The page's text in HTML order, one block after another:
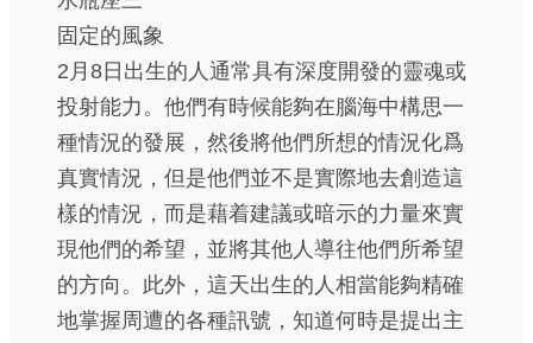
固定的風象
2月8日出生的人通常具有深度開發的靈魂或
投射能力。他們有時候能夠在腦海中構思一
種情況的發展，然後將他們所想的情況化爲
真實情況，但是他們並不是實際地去創造這
樣的情況，而是藉着建議或暗示的力量來實
現他們的希望，並將其他人導往他們所希望
的方向。此外，這天出生的人相當能夠精確
地掌握周遭的各種訊號，知道何時是提出主